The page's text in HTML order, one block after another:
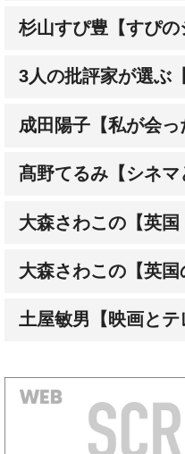
杉山すぴ豊【すぴの
3人の批評家が選ぶ
成田陽子【私が会っ
髙野てるみ【シネマ
大森さわこの【英国
大森さわこの【英国
土屋敏男【映画とテ